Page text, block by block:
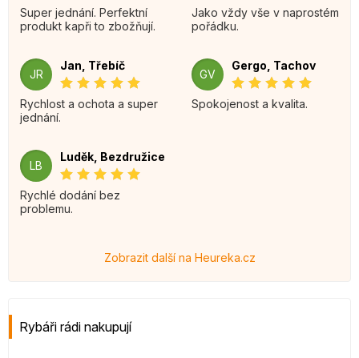
Super jednání. Perfektní
produkt kapři to zbožňují.
Jako vždy vše v naprostém
pořádku.
JR
Jan, Třebíč
Rychlost a ochota a super
jednání.
GV
Gergo, Tachov
Spokojenost a kvalita.
LB
Luděk, Bezdružice
Rychlé dodání bez
problemu.
Zobrazit další na Heureka.cz
Rybáři rádi nakupují